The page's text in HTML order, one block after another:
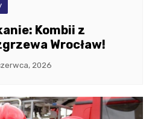
Kombii z
Wrocław!
2026